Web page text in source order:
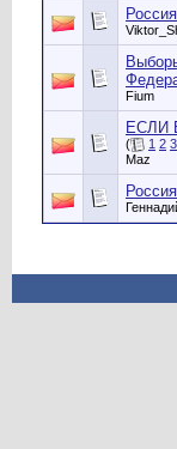
Fium
ЕСЛИ
( 1 2 3
Maz